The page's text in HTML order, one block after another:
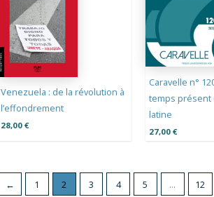
Venezuela : de la révolution à
l’effondrement
28,00 €
Caravelle n°
temps présent
latine
27,00 €
← 1 2 3 4 5 … 12